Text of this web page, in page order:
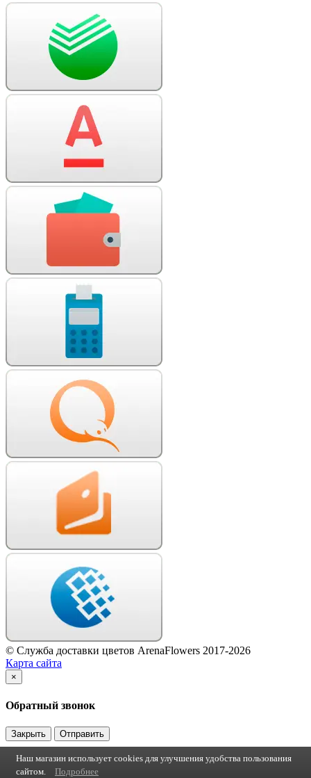
© Служба доставки цветов ArenaFlowers 2017-2026
Карта сайта
×
Обратный звонок
Закрыть Отправить
Наш магазин использует cookies для улучшения удобства пользования
сайтом.
Подробнее